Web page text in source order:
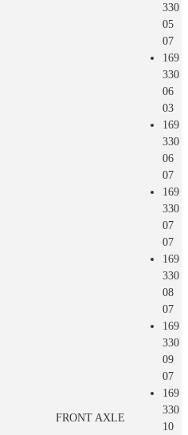
FRONT AXLE
330
05
07
169
330
06
03
169
330
06
07
169
330
07
07
169
330
08
07
169
330
09
07
169
330
10